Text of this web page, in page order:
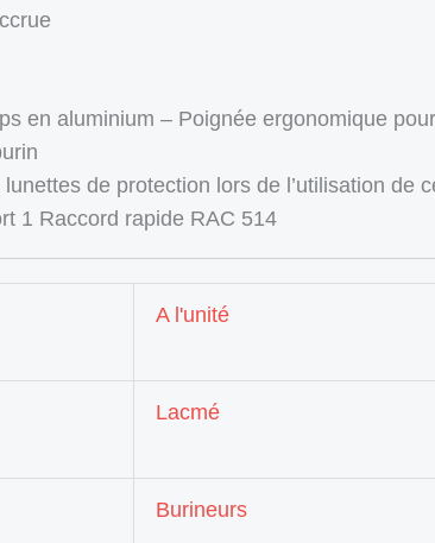
en aluminium – Poignée ergonomique
de protection lors de l’utilisation de
1 Raccord rapide RAC 514
A l'unité
Lacmé
Burineurs